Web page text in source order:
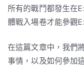
所有的戰鬥都發生在
體戰入場卷才能參觀
在這篇文章中，我們
事情，以及如何參加